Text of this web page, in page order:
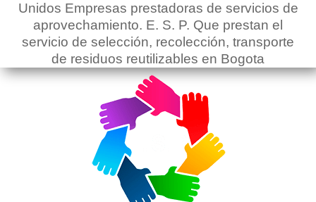
Unidos Empresas prestadoras de servicios de
aprovechamiento. E. S. P. Que prestan el
servicio de selección, recolección, transporte
de residuos reutilizables en Bogota